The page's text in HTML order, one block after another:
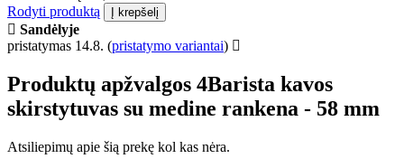
Rodyti produktą
Į krepšelį
Sandėlyje
pristatymas 14.8. (pristatymo variantai)
Produktų apžvalgos 4Barista kavos
skirstytuvas su medine rankena - 58 mm
Atsiliepimų apie šią prekę kol kas nėra.